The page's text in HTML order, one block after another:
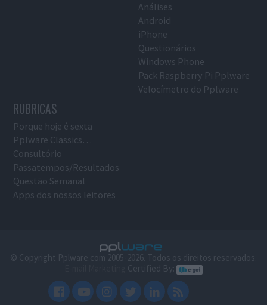
Análises
Android
iPhone
Questionários
Windows Phone
Pack Raspberry Pi Pplware
Velocímetro do Pplware
RUBRICAS
Porque hoje é sexta
Pplware Classics…
Consultório
Passatempos/Resultados
Questão Semanal
Apps dos nossos leitores
© Copyright Pplware.com 2005-2026. Todos os direitos reservados.
Certified By: